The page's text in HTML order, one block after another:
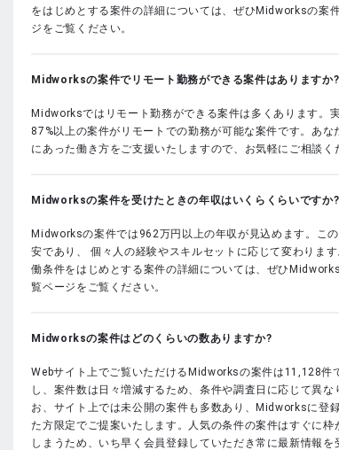
をはじめとする案件の詳細については、ぜひMidworksの案
ジをご覧ください。
Midworksの案件でリモート勤務ができる案件はありますか?
Midworksではリモート勤務ができる案件は多くあります。実
87%以上の案件がリモートでの勤務が可能な案件です。あな
にあった働き方をご支援いたしますので、お気軽にご相談く
Midworksの案件を受けたときの年収はいくらくらいですか?
Midworksの案件では962万円以上の年収が見込めます。この
安であり、 個々人の経験やスキルセットに応じて変わりま
働条件をはじめとする案件の詳細については、ぜひ
覧ページをご覧ください。
Midworksの案件はどのくらいの数ありますか?
Webサイト上でご覧いただけるMidworksの案件は11,128件
し、案件数は日々増減するため、条件や調査日に応じて異な
お、サイト上では未公開の案件も多数あり、Midworksに登
た方限定でご提案いたします。人気の条件の案件はすぐに枠
しまうため、いち早く会員登録していただき常に最新情報を